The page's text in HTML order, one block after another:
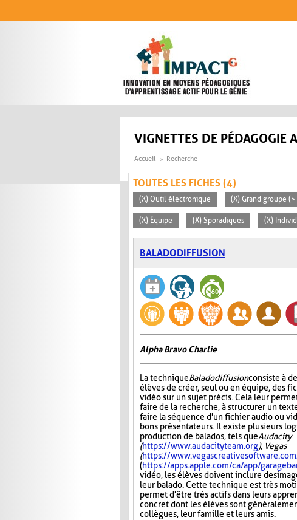
VIGNETTES DE PÉDAGOGIE
Accueil Recherche
TOUTES LES FICHES (4)
(X) Outil électronique (X) Grand groupe
(X) Équipe (X) Sporadiques (X)
BALADODIFFUSION
Alpha Bravo Charlie
La techniqueBaladodiffusionconsiste à
élèves de créer, seul ou en équipe, des
vidéo sur un sujet précis. Cela leur
faire de la recherche, à structurer un
faire la séquence d'un fichier audio ou
bons présentateurs. Il existe plusieurs
production de balados, tels queAudacity
(https://www.audacityteam.org), Vegas
(https://
(https://apps.apple.com/ca/app/
vidéo, les élèves doivent inclure des
leur balado. Cette technique est très
permet d'être très actifs dans leurs
concret dont les élèves sont
collègues, leur famille et leurs amis.